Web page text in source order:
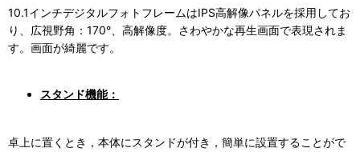
10.1インチデジタルフォトフレームはIPS高解像パネルを採用してお
り、広視野角：170°、高解像度。さわやかな再生画面で表現されま
す。画面が綺麗です。
スタンド機能：
卓上に置くとき，本体にスタンドが付き，簡単に設置することがで